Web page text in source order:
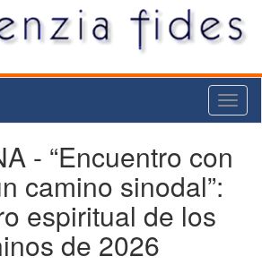
- “Encuentro con
camino sinodal”:
espiritual de los
de 2026